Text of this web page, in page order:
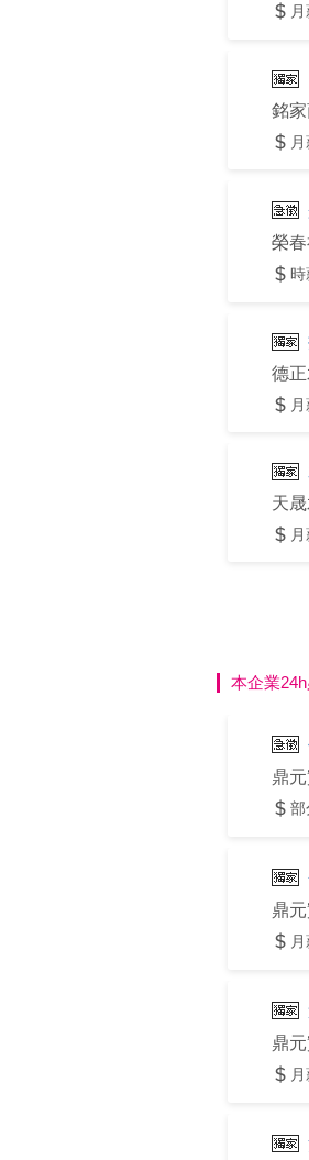
銘
榮
德
天
本企業
鼎
鼎
鼎